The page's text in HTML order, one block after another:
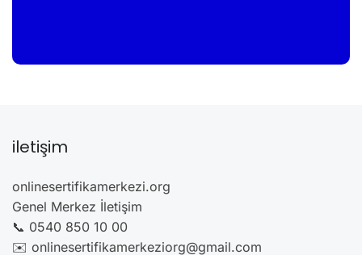
iletişim
onlinesertifikamerkezi.org
Genel Merkez İletişim
📞 0540 850 10 00
✉️ onlinesertifikamerkeziorg@gmail.com